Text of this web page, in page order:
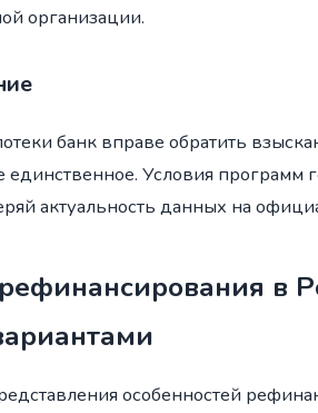
организации.
банк вправе обратить
единственное. Условия программ
актуальность данных на
в
особенностей